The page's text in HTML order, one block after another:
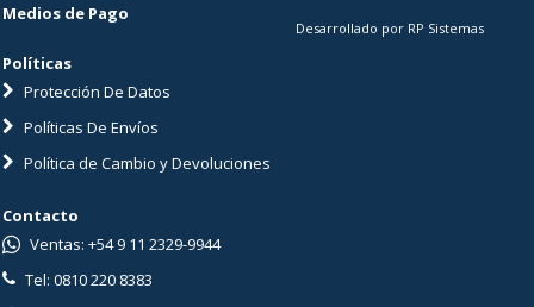
Medios de Pago
Políticas
Protección De Datos
Políticas De Envíos
Política de Cambio y Devoluciones
Desarrollado por RP Sistemas
Contacto
Ventas: +54 9 11 2329-9944
Tel: 0810 220 8383